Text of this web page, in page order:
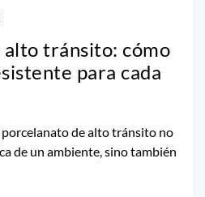
alto tránsito: cómo
para cada
de alto tránsito no
de un ambiente, sino también